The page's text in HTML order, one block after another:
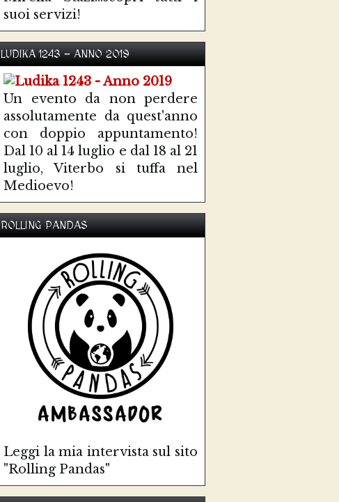
suoi servizi!
LUDIKA 1243 - ANNO 2019
Un evento da non perdere
assolutamente da quest'anno
con doppio appuntamento!
Dal 10 al 14 luglio e dal 18 al 21
luglio, Viterbo si tuffa nel
Medioevo!
ROLLING PANDAS
Leggi la mia intervista sul sito
"Rolling Pandas"